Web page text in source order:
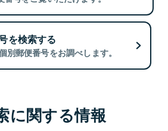
を検索する
別郵便番号をお調べします。
に関する情報